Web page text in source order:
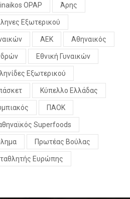
OPAP Άρης
Εξωτερικού
ΑΕΚ Αθηναικός
Εθνική Γυναικών
Εξωτερικού
Κύπελλο Ελλάδας
ΠΑΟΚ
Superfoods
Πρωτέας Βούλας
Ευρώπης